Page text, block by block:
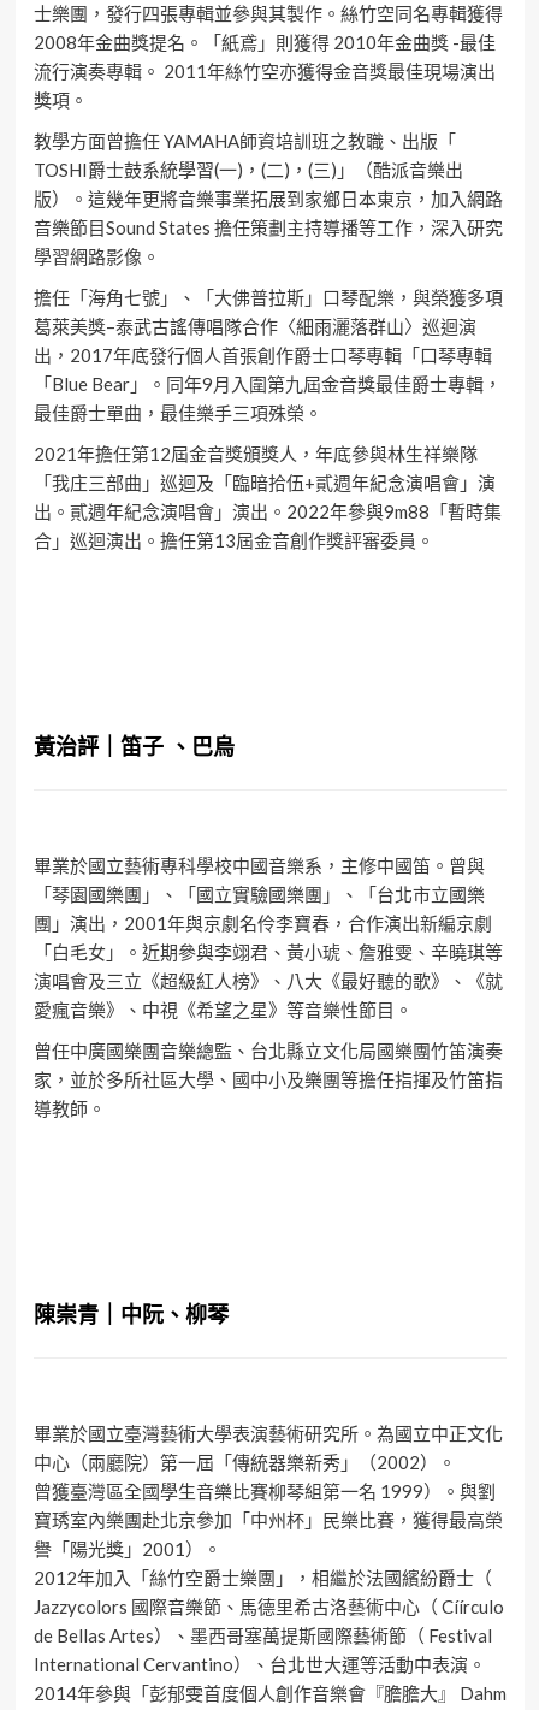
士樂團，發行四張專輯並參與其製作。絲竹空同名專輯獲得
2008年金曲獎提名。「紙鳶」則獲得 2010年金曲獎 -最佳
流行演奏專輯。 2011年絲竹空亦獲得金音獎最佳現場演出
獎項。
教學方面曾擔任 YAMAHA師資培訓班之教職、出版「
TOSHI爵士鼓系統學習(一)，(二)，(三)」（酷派音樂出
版）。這幾年更將音樂事業拓展到家鄉日本東京，加入網路
音樂節目Sound States 擔任策劃主持導播等工作，深入研究
學習網路影像。
擔任「海角七號」、「大佛普拉斯」口琴配樂，與榮獲多項
葛萊美獎–泰武古謠傳唱隊合作〈細雨灑落群山〉巡迴演
出，2017年底發行個人首張創作爵士口琴專輯「口琴專輯
「Blue Bear」。同年9月入圍第九屆金音獎最佳爵士專輯，
最佳爵士單曲，最佳樂手三項殊榮。
2021年擔任第12屆金音獎頒獎人，年底參與林生祥樂隊
「我庄三部曲」巡迴及「臨暗拾伍+貳週年紀念演唱會」演
出。貳週年紀念演唱會」演出。2022年參與9m88「暫時集
合」巡迴演出。擔任第13屆金音創作獎評審委員。
黃治評｜笛子 、巴烏
畢業於國立藝術專科學校中國音樂系，主修中國笛。曾與
「琴園國樂團」、「國立實驗國樂團」、「台北市立國樂
團」演出，2001年與京劇名伶李寶春，合作演出新編京劇
「白毛女」。近期參與李翊君、黃小琥、詹雅雯、辛曉琪等
演唱會及三立《超級紅人榜》、八大《最好聽的歌》、《就
愛瘋音樂》、中視《希望之星》等音樂性節目。
曾任中廣國樂團音樂總監、台北縣立文化局國樂團竹笛演奏
家，並於多所社區大學、國中小及樂團等擔任指揮及竹笛指
導教師。
陳崇青｜中阮、柳琴
畢業於國立臺灣藝術大學表演藝術研究所。為國立中正文化
中心（兩廳院）第一屆「傳統器樂新秀」（2002）。
曾獲臺灣區全國學生音樂比賽柳琴組第一名 1999）。與劉
寶琇室內樂團赴北京參加「中州杯」民樂比賽，獲得最高榮
譽「陽光獎」2001）。
2012年加入「絲竹空爵士樂團」，相繼於法國繽紛爵士（
Jazzycolors 國際音樂節、馬德里希古洛藝術中心（ Cíírculo
de Bellas Artes）、墨西哥塞萬提斯國際藝術節（ Festival
International Cervantino）、台北世大運等活動中表演。
2014年參與「彭郁雯首度個人創作音樂會『膽膽大』 Dahm